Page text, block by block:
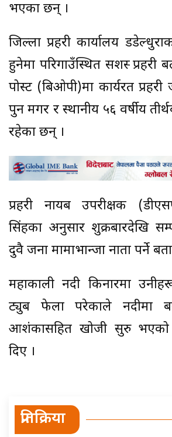
भएका छन् ।
जिल्ला प्रहरी कार्यालय
हुनेमा परिगाउँस्थित सशस्त्र
पोस्ट (बिओपी)मा कार्यरत
पुन मगर र स्थानीय ५६ वर्षीय
रहेका छन् ।
प्रहरी नायब उपरीक्षक
सिंहका अनुसार शुक्रबारदेखि
दुवै जना मामाभान्जा नाता पर्ने
महाकाली नदी किनारमा
ट्युब फेला परेकाले नदीमा
आशंकासहित खोजी सुरु भएको
दिए ।
प्रतिक्रिया